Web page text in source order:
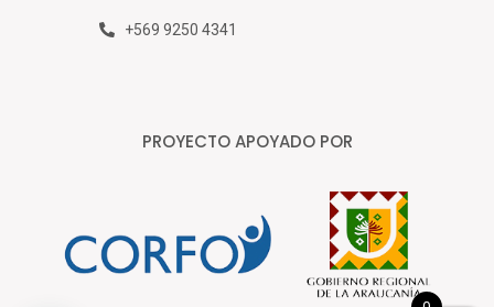
+569 9250 4341
PROYECTO APOYADO POR